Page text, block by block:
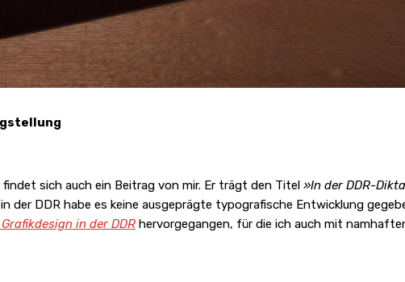
sich auch ein Beitrag von mir. Er trägt den Titel »In der DDR-
der DDR habe es keine ausgeprägte typografische Entwicklung
in der DDR hervorgegangen, für die ich auch mit